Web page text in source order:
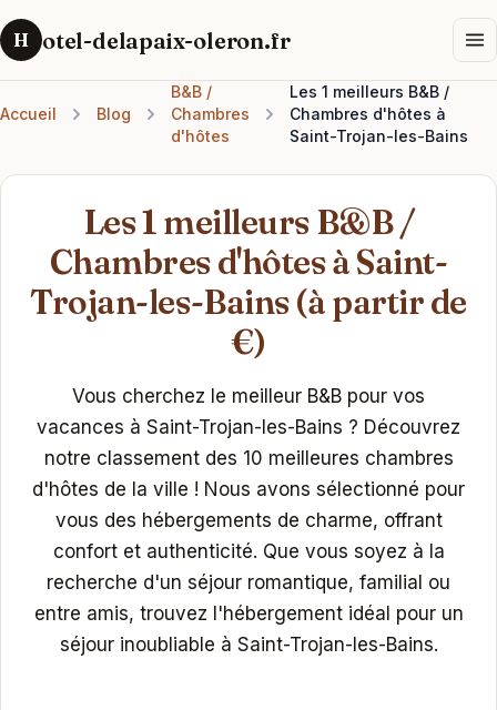
H otel-delapaix-oleron.fr
Accueil Blog
B&B /
Chambres
d'hôtes
Les 1 meilleurs B&B /
Chambres d'hôtes à
Saint-Trojan-les-Bains
Les 1 meilleurs B&B /
Chambres d'hôtes à Saint-
Trojan-les-Bains (à partir de
€)
Vous cherchez le meilleur B&B pour vos
vacances à Saint-Trojan-les-Bains ? Découvrez
notre classement des 10 meilleures chambres
d'hôtes de la ville ! Nous avons sélectionné pour
vous des hébergements de charme, offrant
confort et authenticité. Que vous soyez à la
recherche d'un séjour romantique, familial ou
entre amis, trouvez l'hébergement idéal pour un
séjour inoubliable à Saint-Trojan-les-Bains.